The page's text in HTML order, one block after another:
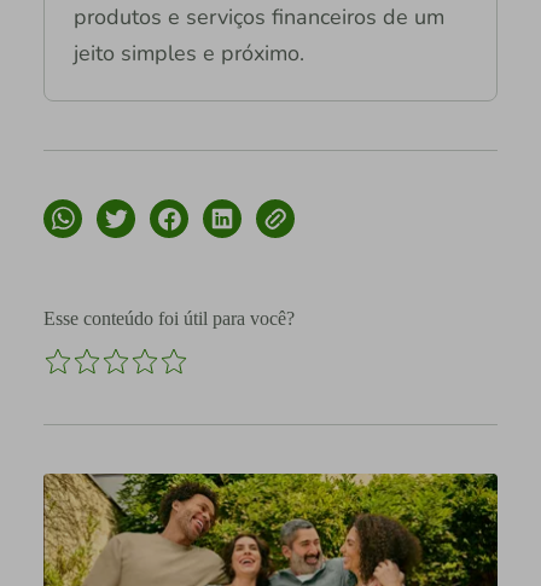
produtos e serviços financeiros de um
jeito simples e próximo.
Esse conteúdo foi útil para você?